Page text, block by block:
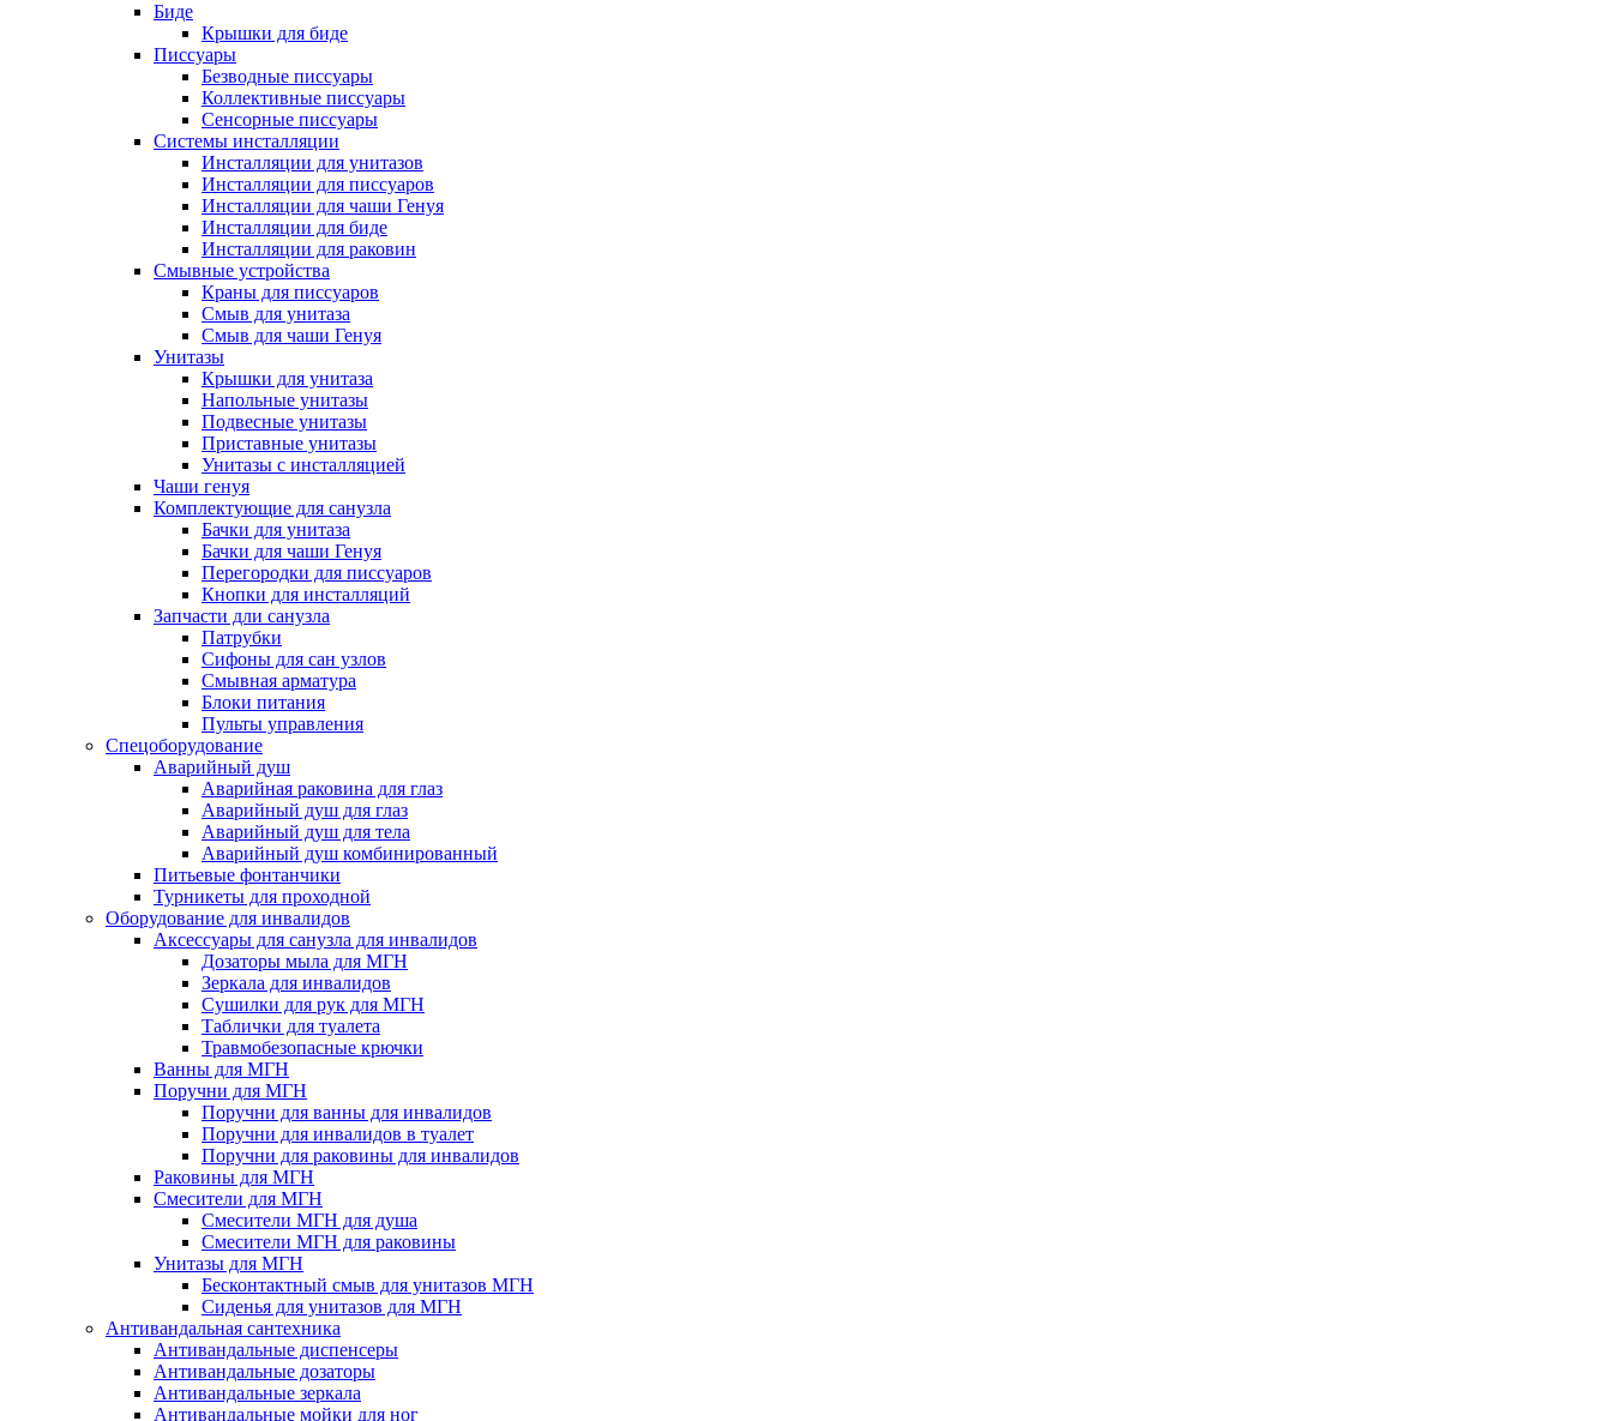
Биде
Крышки для биде
Писсуары
Безводные писсуары
Коллективные писсуары
Сенсорные писсуары
Системы инсталляции
Инсталляции для унитазов
Инсталляции для писсуаров
Инсталляции для чаши Генуя
Инсталляции для биде
Инсталляции для раковин
Смывные устройства
Краны для писсуаров
Смыв для унитаза
Смыв для чаши Генуя
Унитазы
Крышки для унитаза
Напольные унитазы
Подвесные унитазы
Приставные унитазы
Унитазы с инсталляцией
Чаши генуя
Комплектующие для санузла
Бачки для унитаза
Бачки для чаши Генуя
Перегородки для писсуаров
Кнопки для инсталляций
Запчасти дли санузла
Патрубки
Сифоны для сан узлов
Смывная арматура
Блоки питания
Пульты управления
Спецоборудование
Аварийный душ
Аварийная раковина для глаз
Аварийный душ для глаз
Аварийный душ для тела
Аварийный душ комбинированный
Питьевые фонтанчики
Турникеты для проходной
Оборудование для инвалидов
Аксессуары для санузла для инвалидов
Дозаторы мыла для МГН
Зеркала для инвалидов
Сушилки для рук для МГН
Таблички для туалета
Травмобезопасные крючки
Ванны для МГН
Поручни для МГН
Поручни для ванны для инвалидов
Поручни для инвалидов в туалет
Поручни для раковины для инвалидов
Раковины для МГН
Смесители для МГН
Смесители МГН для душа
Смесители МГН для раковины
Унитазы для МГН
Бесконтактный смыв для унитазов МГН
Сиденья для унитазов для МГН
Антивандальная сантехника
Антивандальные диспенсеры
Антивандальные дозаторы
Антивандальные зеркала
Антивандальные мойки для ног